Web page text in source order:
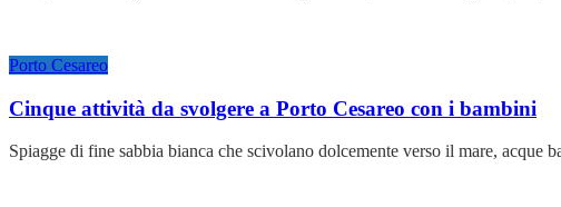
Porto Cesareo
Cinque attività da svolgere a Porto Cesareo con i bambini
Spiagge di fine sabbia bianca che scivolano dolcemente verso il mare, acque